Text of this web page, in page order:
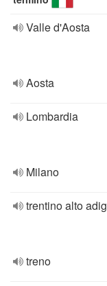
Valle d'Aosta
Aosta
Lombardia
Milano
trentino alto
treno